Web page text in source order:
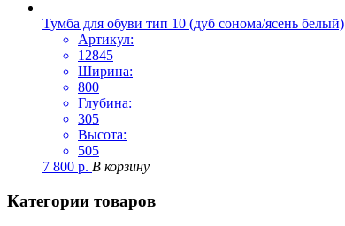
Тумба для обуви тип 10 (дуб сонома/ясень белый)
Артикул:
12845
Ширина:
800
Глубина:
305
Высота:
505
7 800 р. В корзину
Категории товаров